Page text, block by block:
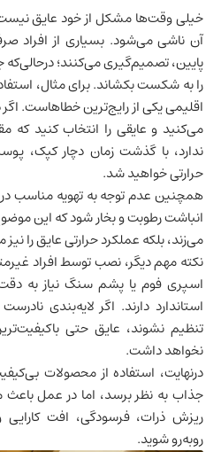
خیلی وقت‌ها مشکل از خود عایق نیست،
آن ناشی می‌شود. بسیاری از افراد
پایین، تصمیم‌گیری می‌کنند؛ درحالی‌که
را به شکست بکشاند. برای مثال،
اقلیمی یکی از رایج‌ترین خطاهاست. اگر
می‌کنید و عایقی را انتخاب کنید که
ندارد، با گذشت زمان دچار کپک،
حرارتی خواهید شد.
همچنین عدم توجه به تهویه مناسب
انباشت رطوبت و بخار شود که این
می‌زند، بلکه عملکرد حرارتی عایق را
نکته مهم دیگر، نصب توسط افراد
اسپری فوم یا پشم سنگ نیاز به
استاندارد دارند. اگر لایه‌بندی
تنظیم نشوند، عایق حتی
نخواهد داشت.
درنهایت، استفاده از محصولات
جذاب به نظر برسد، اما در عمل
ریزش ذرات، فرسودگی، افت
روبه‌رو شوید.